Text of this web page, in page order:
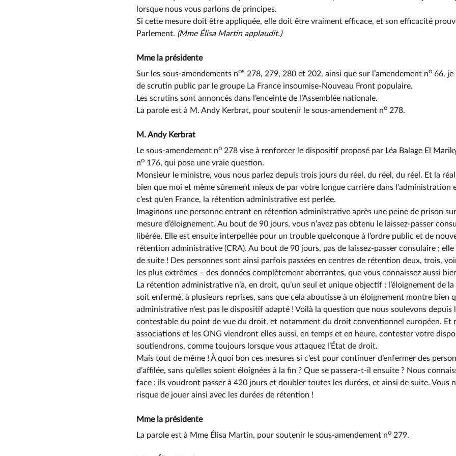
lorsque nous vous parlons de principes.
Si cette mesure doit être appliquée, elle doit être vraiment efficace, et son efficacité
Parlement. (Mme Élisa Martin applaudit.)
Mme la présidente
Sur les sous-amendements nos 278, 279, 280 et 202, ainsi que sur l’amendement no 66, je
de scrutin public par le groupe La France insoumise-Nouveau Front populaire.
Les scrutins sont annoncés dans l’enceinte de l’Assemblée nationale.
La parole est à M. Andy Kerbrat, pour soutenir le sous-amendement no 278.
M. Andy Kerbrat
Le sous-amendement no 278 vise à renforcer le dispositif proposé par Léa Balage El
no 176, qui pose une vraie question.
Monsieur le ministre, vous nous parlez depuis trois jours du réel, du réel, du réel. Et la
bien que moi et même sûrement mieux de par votre longue carrière dans l’administration
c’est qu’en France, la rétention administrative est perlée.
Imaginons une personne entrant en rétention administrative après une peine de prison
mesure d’éloignement. Au bout de 90 jours, vous n’avez pas obtenu le laissez-passer
libérée. Elle est ensuite interpellée pour un trouble quelconque à l’ordre public et de
rétention administrative (CRA). Au bout de 90 jours, pas de laissez-passer consulaire ;
de suite ! Des personnes sont ainsi parfois passées en centres de rétention deux, trois,
les plus extrêmes –⁠ des données complètement aberrantes, que vous connaissez aussi
La rétention administrative n’a, en droit, qu’un seul et unique objectif : l’éloignement de
soit enfermé, à plusieurs reprises, sans que cela aboutisse à un éloignement montre bien
administrative n’est pas le dispositif adapté ! Voilà la question que nous soulevons depuis
contestable du point de vue du droit, et notamment du droit conventionnel européen. Et
associations et les ONG viendront elles aussi, en temps et en heure, contester votre
soutiendrons, comme toujours lorsque vous attaquez l’État de droit.
Mais tout de même ! À quoi bon ces mesures si c’est pour continuer d’enfermer des
d’affilée, sans qu’elles soient éloignées à la fin ? Que se passera-t-il ensuite ? Nous
face ; ils voudront passer à 420 jours et doubler toutes les durées, et ainsi de suite. Vous
risque de jouer ainsi avec les durées de rétention !
Mme la présidente
La parole est à Mme Élisa Martin, pour soutenir le sous-amendement no 279.